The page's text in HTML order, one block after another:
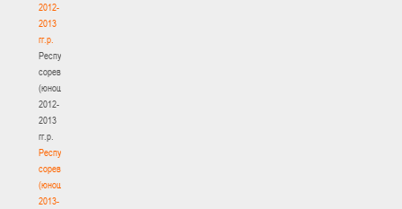
2012-
2013
гг.р.
Республиканские
соревнования
(юноши)
2012-
2013
гг.р.
Республиканские
соревнования
(юноши)
2013-